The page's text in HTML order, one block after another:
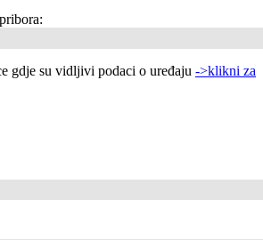
gdje su vidljivi podaci o uređaju ->klikni za